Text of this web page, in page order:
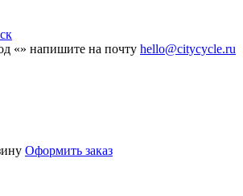
«» напишите на почту hello@citycycle.ru
Оформить заказ